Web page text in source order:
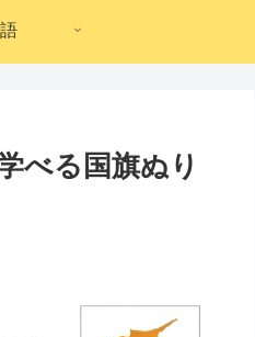
べる国旗ぬり